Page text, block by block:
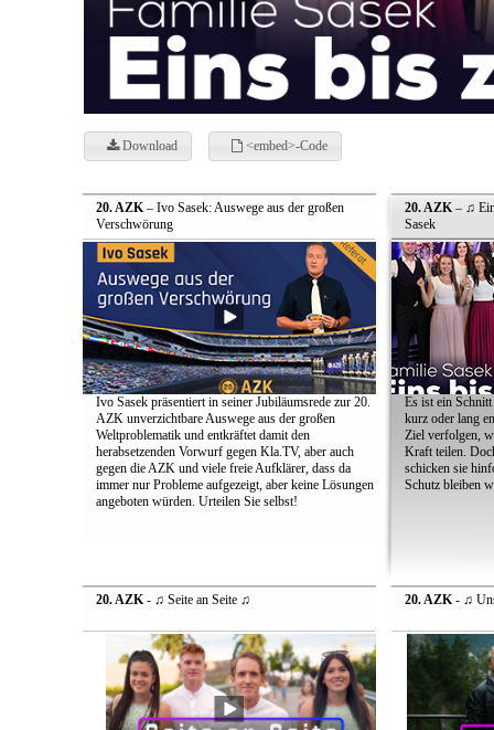
Download <embed>-Code
20. AZK– Ivo Sasek: Auswege aus der großen
Verschwörung
Ivo Sasek präsentiert in seiner Jubiläumsrede zur 20.
AZK unverzichtbare Auswege aus der großen
Weltproblematik und entkräftet damit den
herabsetzenden Vorwurf gegen Kla.TV, aber auch
gegen die AZK und viele freie Aufklärer, dass da
immer nur Probleme aufgezeigt, aber keine Lösungen
angeboten würden. Urteilen Sie selbst!
20. AZK– ♫
Sasek
Es ist ein
kurz oder lang
Ziel verfolgen,
Kraft teilen.
schicken sie
Schutz bleiben
20. AZK- ♫ Seite an Seite ♫ 20. AZK- ♫